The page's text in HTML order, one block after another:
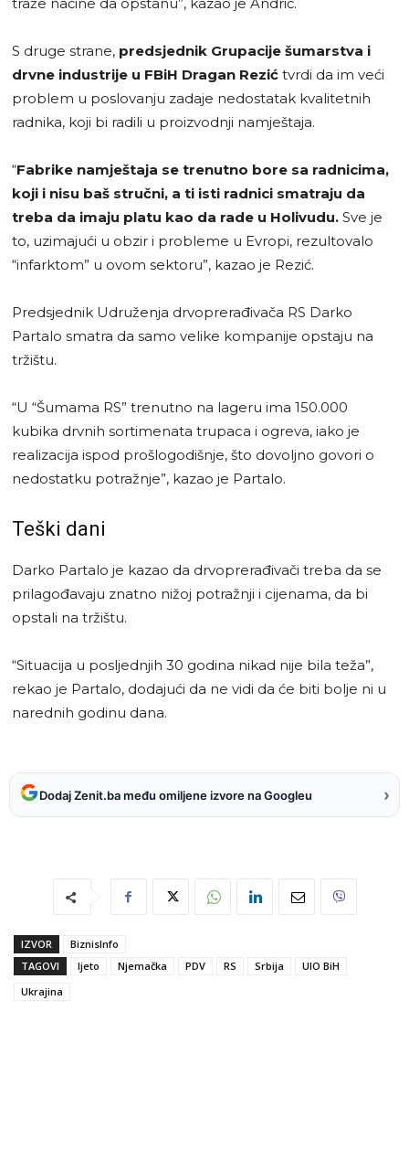
traže načine da opstanu”, kazao je Andrić.
S druge strane, predsjednik Grupacije šumarstva i
drvne industrije u FBiH Dragan Rezić tvrdi da im veći
problem u poslovanju zadaje nedostatak kvalitetnih
radnika, koji bi radili u proizvodnji namještaja.
“Fabrike namještaja se trenutno bore sa radnicima,
koji i nisu baš stručni, a ti isti radnici smatraju da
treba da imaju platu kao da rade u Holivudu. Sve je
to, uzimajući u obzir i probleme u Evropi, rezultovalo
“infarktom” u ovom sektoru”, kazao je Rezić.
Predsjednik Udruženja drvoprerađivača RS Darko
Partalo smatra da samo velike kompanije opstaju na
tržištu.
“U “Šumama RS” trenutno na lageru ima 150.000
kubika drvnih sortimenata trupaca i ogreva, iako je
realizacija ispod prošlogodišnje, što dovoljno govori o
nedostatku potražnje”, kazao je Partalo.
Teški dani
Darko Partalo je kazao da drvoprerađivači treba da se
prilagođavaju znatno nižoj potražnji i cijenama, da bi
opstali na tržištu.
“Situacija u posljednjih 30 godina nikad nije bila teža”,
rekao je Partalo, dodajući da ne vidi da će biti bolje ni u
narednih godinu dana.
Dodaj Zenit.ba među omiljene izvore na Googleu ›
IZVOR
BiznisInfo
TAGOVI
ljeto Njemačka PDV RS Srbija
UIO BiH
Ukrajina